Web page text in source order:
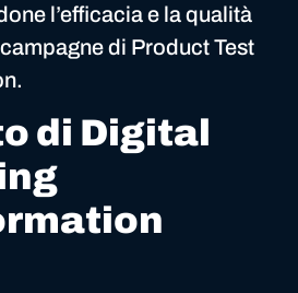
l’efficacia e la qualità
di Product Test
di Digital